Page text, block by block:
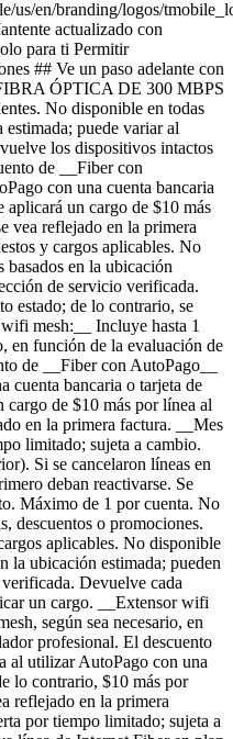
us/en/branding/logos/
actualizado con
para ti Permitir
## Ve un paso adelante con
ÓPTICA DE 300 MBPS
No disponible en todas
estimada; puede variar al
los dispositivos intactos
de __Fiber con
con una cuenta bancaria
aplicará un cargo de $10 más
vea reflejado en la primera
y cargos aplicables. No
basados ​​en la ubicación
de servicio verificada.
estado; de lo contrario, se
mesh:__ Incluye hasta 1
en función de la evaluación de
de __Fiber con AutoPago__
cuenta bancaria o tarjeta de
de $10 más por línea al
en la primera factura. __Mes
limitado; sujeta a cambio.
Si se cancelaron líneas en
deban reactivarse. Se
Máximo de 1 por cuenta. No
descuentos o promociones.
aplicables. No disponible
la ubicación estimada; pueden
Devuelve cada
un cargo. __Extensor wifi
según sea necesario, en
profesional. El descuento
al utilizar AutoPago con una
lo contrario, $10 más por
reflejado en la primera
por tiempo limitado; sujeta a